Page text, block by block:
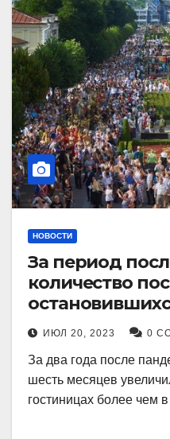
НОВОСТИ
За период
количество
Кисловодска,
ИЮЛ 20, 2023 0
За два года после
шесть месяцев
гостиницах более чем